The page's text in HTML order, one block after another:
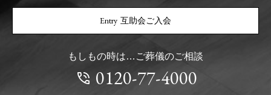
互助会ご入会
もしもの時は…ご葬儀のご相談
0120-77-4000